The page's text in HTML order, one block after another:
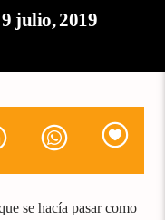
julio, 2019
se hacía pasar como